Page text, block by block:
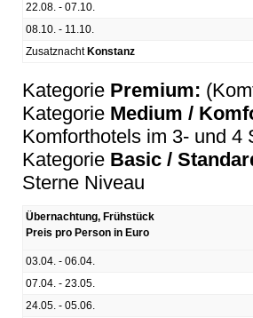
22.08. - 07.10.
08.10. - 11.10.
Zusatznacht Konstanz
Kategorie Premium:
Kategorie Medium /
Komforthotels im 3- und 4
Kategorie Basic /
Sterne Niveau
Übernachtung, Frühstück
Preis pro Person in Euro
03.04. - 06.04.
07.04. - 23.05.
24.05. - 05.06.